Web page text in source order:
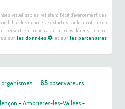
visualisables reflètent l'état d'avancement des
des données existantes sur le territoire du
peuvent en aucun cas être considérées comme
sur les données et surles partenaires
organismes 65observateurs
-Ambrières-les-Vallées-